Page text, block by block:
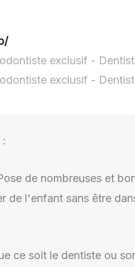
exclusif -
exclusif -
:
de nombreuses et
de l'enfant sans être
ce soit le dentiste ou